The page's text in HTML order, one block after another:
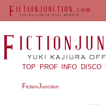
TOP PROF INFO DISCO
FictionJunction